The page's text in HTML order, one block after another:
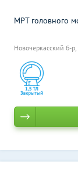
Новочеркасский б-
МРТ головного